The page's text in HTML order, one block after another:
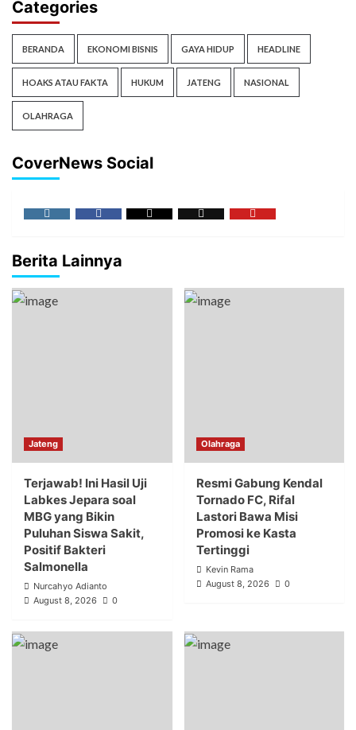
Categories
BERANDA EKONOMI BISNIS GAYA HIDUP HEADLINE
HOAKS ATAU FAKTA HUKUM JATENG NASIONAL
OLAHRAGA
CoverNews Social
Berita Lainnya
Jateng
Terjawab! Ini Hasil Uji
Labkes Jepara soal
MBG yang Bikin
Puluhan Siswa Sakit,
Positif Bakteri
Salmonella
Nurcahyo Adianto
August 8, 2026
0
Olahraga
Resmi Gabung Kendal
Tornado FC, Rifal
Lastori Bawa Misi
Promosi ke Kasta
Tertinggi
Kevin Rama
August 8, 2026
0